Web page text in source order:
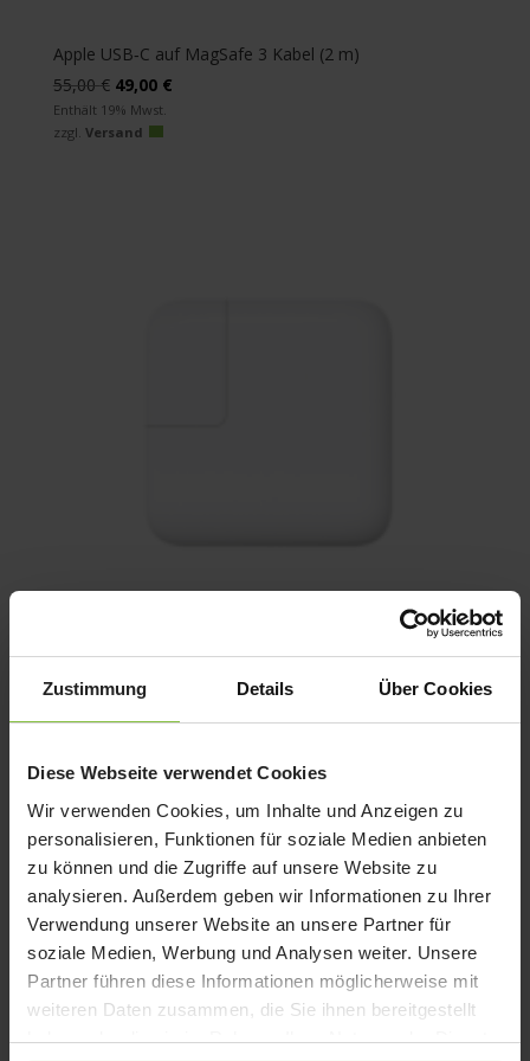
Zustimmung Details Über Cookies
Diese Webseite verwendet Cookies
Wir verwenden Cookies, um Inhalte und Anzeigen zu
personalisieren, Funktionen für soziale Medien anbieten
zu können und die Zugriffe auf unsere Website zu
analysieren. Außerdem geben wir Informationen zu Ihrer
Verwendung unserer Website an unsere Partner für
soziale Medien, Werbung und Analysen weiter. Unsere
Partner führen diese Informationen möglicherweise mit
weiteren Daten zusammen, die Sie ihnen bereitgestellt
haben oder die sie im Rahmen Ihrer Nutzung der Dienste
Apple USB‑C auf MagSafe 3 Kabel (2 m)
55,00€ Ursprünglicher
Preis
war:
49,00 €Aktueller
Enthält 19% Mwst.
zzgl. Versand
Preis
war:
ist:
Enthält 19% Mwst.
zzgl.Versand